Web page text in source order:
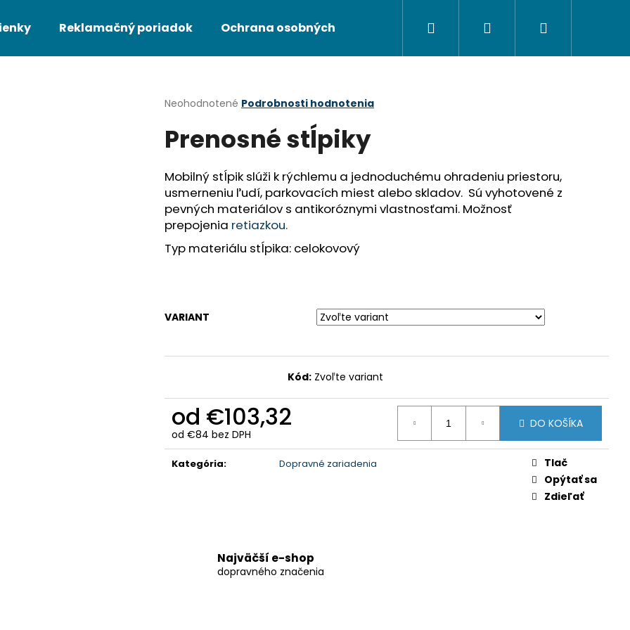
Reklamačný poriadok Ochrana osobných údajov Napíšte nám
Hľadať PrihlásenieNákupný
Priemerné
produktu
je
z
5
hviezdičiek.
Neohodnotené Podrobnosti hodnotenia
Prenosné stĺpiky
Mobilný stĺpik slúži k rýchlemu a jednoduchému ohradeniu priestoru,
usmerneniu ľudí, parkovacích miest alebo skladov. Sú vyhotovené z
pevných materiálov s antikoróznymi vlastnosťami. Možnosť
prepojenia retiazkou.
Typ materiálu stĺpika: celokovový
VARIANT
Kód: Zvoľte variant
od €103,32
od €84 bez DPH
Jednotková
cena:
DO KOŠÍKA
Kategória: Dopravné zariadenia
Tlač
Opýtať sa
Zdieľať
Najväčší e-shop
dopravného značenia
HĽADAŤ
KÔŠ NA TRIEDENÝ ODPAD